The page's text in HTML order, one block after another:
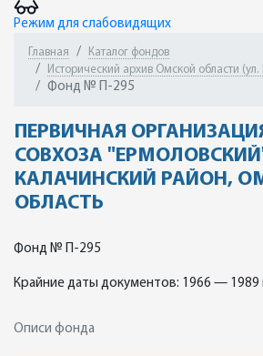
Режим для слабовидящих
Главная
Каталог фондов
Исторический архив Омской области (ул.
Фонд № П-295
ПЕРВИЧНАЯ
СОВХОЗА
КАЛАЧИНСКИЙ РАЙОН,
ОБЛАСТЬ
Фонд № П-295
Крайние даты документов: 1966 — 1989
Описи фонда